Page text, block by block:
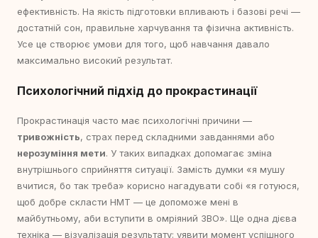
ефективність. На якість підготовки впливають і базові речі —
достатній сон, правильне харчування та фізична активність.
Усе це створює умови для того, щоб навчання давало
максимально високий результат.
Психологічний підхід до прокрастинації
Прокрастинація часто має психологічні причини —
тривожність, страх перед складними завданнями або
нерозуміння мети. У таких випадках допомагає зміна
внутрішнього сприйняття ситуації. Замість думки «я мушу
вчитися, бо так треба» корисно нагадувати собі «я готуюся,
щоб добре скласти НМТ — це допоможе мені в
майбутньому, аби вступити в омріяний ЗВО». Ще одна дієва
техніка — візуалізація результату: уявити момент успішного